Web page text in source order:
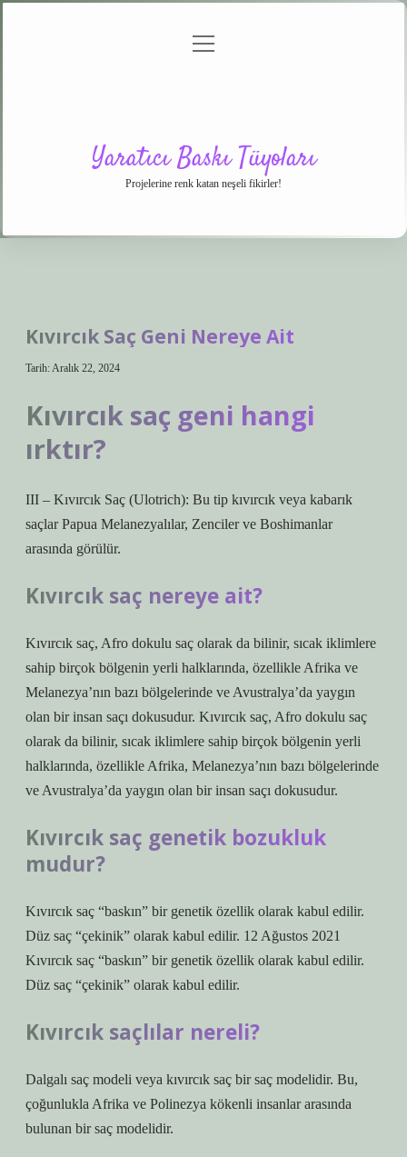
menüyü
Yaratıcı Baskı Tüyoları
Projelerine renk katan neşeli fikirler!
Kıvırcık Saç Geni Nereye Ait
Tarih: Aralık 22, 2024
Kıvırcık saç geni hangi
ırktır?
III – Kıvırcık Saç (Ulotrich): Bu tip kıvırcık veya kabarık
saçlar Papua Melanezyalılar, Zenciler ve Boshimanlar
arasında görülür.
Kıvırcık saç nereye ait?
Kıvırcık saç, Afro dokulu saç olarak da bilinir, sıcak iklimlere
sahip birçok bölgenin yerli halklarında, özellikle Afrika ve
Melanezya’nın bazı bölgelerinde ve Avustralya’da yaygın
olan bir insan saçı dokusudur. Kıvırcık saç, Afro dokulu saç
olarak da bilinir, sıcak iklimlere sahip birçok bölgenin yerli
halklarında, özellikle Afrika, Melanezya’nın bazı bölgelerinde
ve Avustralya’da yaygın olan bir insan saçı dokusudur.
Kıvırcık saç genetik bozukluk
mudur?
Kıvırcık saç “baskın” bir genetik özellik olarak kabul edilir.
Düz saç “çekinik” olarak kabul edilir. 12 Ağustos 2021
Kıvırcık saç “baskın” bir genetik özellik olarak kabul edilir.
Düz saç “çekinik” olarak kabul edilir.
Kıvırcık saçlılar nereli?
Dalgalı saç modeli veya kıvırcık saç bir saç modelidir. Bu,
çoğunlukla Afrika ve Polinezya kökenli insanlar arasında
bulunan bir saç modelidir.